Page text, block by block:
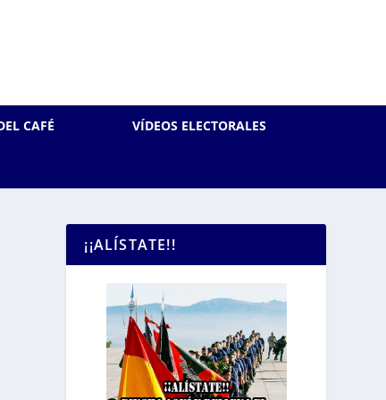
CAFÉ
VÍDEOS ELECTORALES
¡¡ALÍSTATE!!